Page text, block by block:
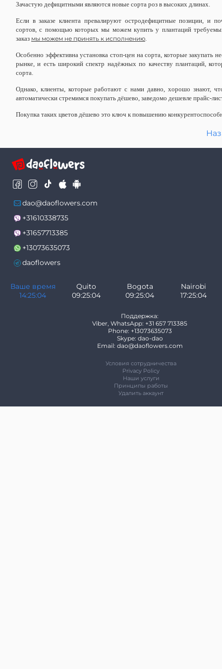
Зачастую дефицитными являются новые сорта роз в высоких длинах.
Если в заказе клиента превалируют остродефицитные позиции, и
сортов, с помощью которых мы можем купить у плантаций
заказ мы можем не принять к исполнению.
Особенно эффективна установка стоп-цен на сорта, которые закупать
рынке, и есть широкий спектр надёжных по качеству плантаций,
сорта.
Однако, клиенты, которые работают с нами давно, хорошо знают,
автоматически стремимся покупать дёшево, заведомо дешевле прайс-
Покупка таких цветов дёшево это ключ к повышению
dao@daoflowers.com
+31610338735
+31657713385
+13073635073
daoflowers
Ваше время
14:25:04
Quito
09:25:04
Bogota
09:25:04
Nairobi
17:25:04
Поддержка:
Viber, WhatsApp: +31 657 713385
Phone: +13073635073
Skype: dao-dao
Email: dao@daoflowers.com
Условия сотрудничества
Privacy Policy
Наши услуги
Принципы работы
Удалить аккаунт